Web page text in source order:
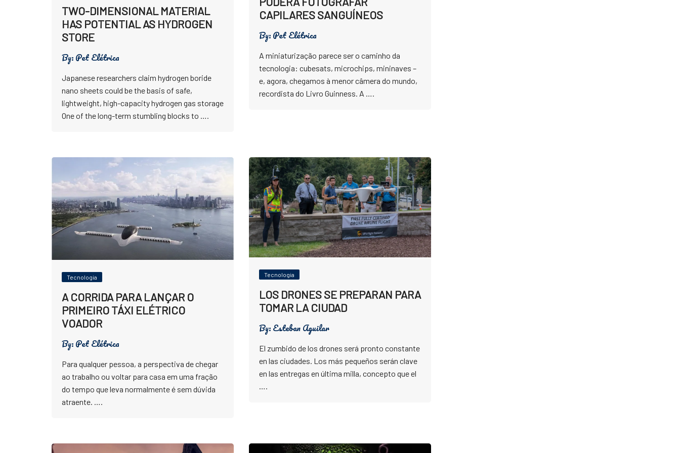
TWO-DIMENSIONAL MATERIAL
HAS POTENTIAL AS HYDROGEN
STORE
By:Pet Elétrica
Japanese researchers claim hydrogen boride
nano sheets could be the basis of safe,
lightweight, high-capacity hydrogen gas storage
One of the long-term stumbling blocks to ….
CAPILARES SANGUÍNEOS
By:Pet Elétrica
A miniaturização parece ser o caminho da
tecnologia: cubesats, microchips, mininaves –
e, agora, chegamos à menor câmera do mundo,
recordista do Livro Guinness. A ….
Tecnologia
A CORRIDA PARA LANÇAR O
PRIMEIRO TÁXI ELÉTRICO
VOADOR
By:Pet Elétrica
Para qualquer pessoa, a perspectiva de chegar
ao trabalho ou voltar para casa em uma fração
do tempo que leva normalmente é sem dúvida
atraente. ….
Tecnologia
LOS DRONES SE PREPARAN PARA
TOMAR LA CIUDAD
By:Esteban Aguilar
El zumbido de los drones será pronto constante
en las ciudades. Los más pequeños serán clave
en las entregas en última milla, concepto que el